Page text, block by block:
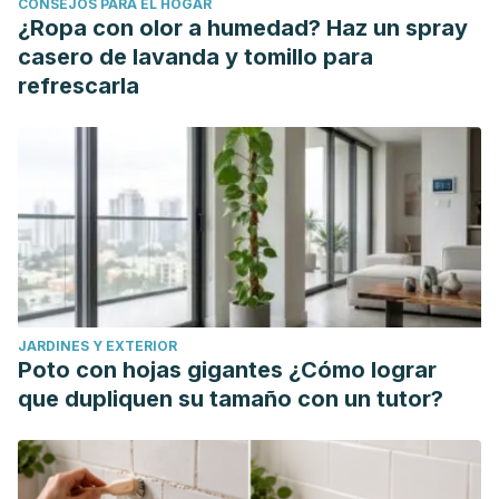
adolescentes gallegos. International Journal of
Developmental and Educational Psychology, 1(1),349-358.
[fecha de Consulta 6 de Abril de 2021]. ISSN: 0214-9877.
Ryan, M. & Deci. (2020). Intrinsic and extrinsic motivation
from a self-determination theory perspective: Definitions,
theory, practices, and future directions.Contemporary
Educational Psychology.61. Disponible en:
https://www.sciencedirect.com/science/article/pii/
Fernandez, A., (1997). Modelos de motivación académica:
una visión panorámica. R.E.M.E., Disponible en:
http://reme.uji.es/articulos/numero25/article1/texto.html
CONSEJOS PARA EL HOGAR
¿Ropa con olor a humedad? Haz un spray
casero de lavanda y tomillo para
refrescarla
JARDINES Y EXTERIOR
Poto con hojas gigantes ¿Cómo lograr
que dupliquen su tamaño con un tutor?